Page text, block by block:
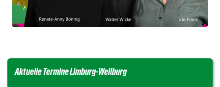
Aktuelle Termine Limburg-Weilburg